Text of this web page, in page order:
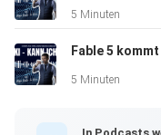
KI denkt nicht wie der
Studie
5 Minuten
Fable 5
5 Minuten